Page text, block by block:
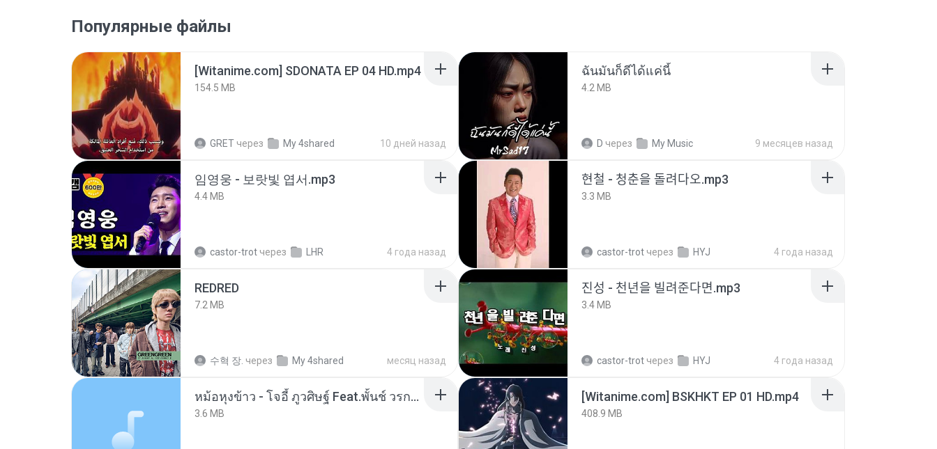
Популярные файлы
[Witanime.com] SDONATA EP 04 HD.mp4
154.5 MB
GRET через My 4shared 10 дней назад
ฉันมันก็ดีได้แค่นี้
4.2 MB
D через My Music 9 месяцев назад
임영웅 - 보랏빛 엽서.mp3
4.4 MB
castor-trot через LHR 4 года назад
현철 - 청춘을 돌려다오.mp3
3.3 MB
castor-trot через HYJ 4 года назад
REDRED
7.2 MB
수혁 장. через My 4shared месяц назад
진성 - 천년을 빌려준다면.mp3
3.4 MB
castor-trot через HYJ 4 года назад
หม้อหุงข้าว - โจอี้ ภูวศิษฐ์ Feat.พั้นช์ วรกาญจน์-315237.mp3
3.6 MB
[Witanime.com] BSKHKT EP 01 HD.mp4
408.9 MB